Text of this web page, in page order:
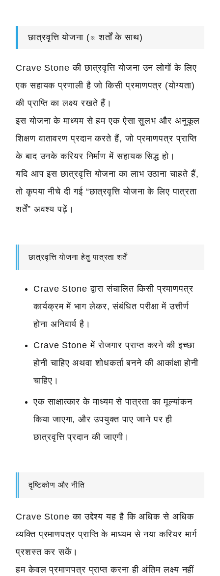
छात्रवृत्ति योजना (※ शर्तों के साथ)
Crave Stone की छात्रवृत्ति योजना उन लोगों के लिए
एक सहायक प्रणाली है जो किसी प्रमाणपत्र (योग्यता)
की प्राप्ति का लक्ष्य रखते हैं।
इस योजना के माध्यम से हम एक ऐसा सुलभ और अनुकूल
शिक्षण वातावरण प्रदान करते हैं, जो प्रमाणपत्र प्राप्ति
के बाद उनके करियर निर्माण में सहायक सिद्ध हो।
यदि आप इस छात्रवृत्ति योजना का लाभ उठाना चाहते हैं,
तो कृपया नीचे दी गई “छात्रवृत्ति योजना के लिए पात्रता
शर्तें” अवश्य पढ़ें।
छात्रवृत्ति योजना हेतु पात्रता शर्तें
Crave Stone द्वारा संचालित किसी प्रमाणपत्र
कार्यक्रम में भाग लेकर, संबंधित परीक्षा में उत्तीर्ण
होना अनिवार्य है।
Crave Stone में रोजगार प्राप्त करने की इच्छा
होनी चाहिए अथवा शोधकर्ता बनने की आकांक्षा होनी
चाहिए।
एक साक्षात्कार के माध्यम से पात्रता का मूल्यांकन
किया जाएगा, और उपयुक्त पाए जाने पर ही
छात्रवृत्ति प्रदान की जाएगी।
दृष्टिकोण और नीति
Crave Stone का उद्देश्य यह है कि अधिक से अधिक
व्यक्ति प्रमाणपत्र प्राप्ति के माध्यम से नया करियर मार्ग
प्रशस्त कर सकें।
हम केवल प्रमाणपत्र प्राप्त करना ही अंतिम लक्ष्य नहीं